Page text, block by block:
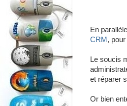
En
CRM,
Le soucis
et réparer
Or bien